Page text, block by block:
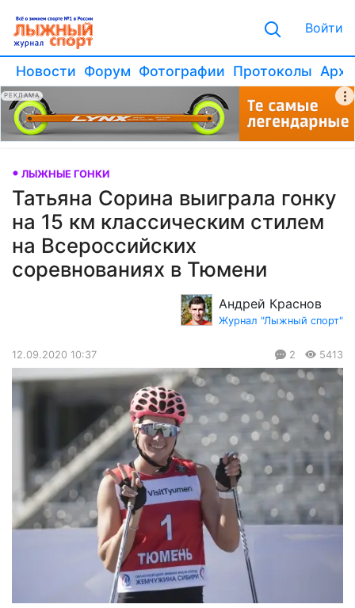
Войти
Новости Форум Фотографии Протоколы
РЕКЛАМА
ЛЫЖНЫЕ ГОНКИ
Татьяна Сорина выиграла гонку
на 15 км классическим стилем
на Всероссийских
соревнованиях в Тюмени
Андрей Краснов
Журнал "Лыжный спорт"
12.09.2020 10:37 2 5413